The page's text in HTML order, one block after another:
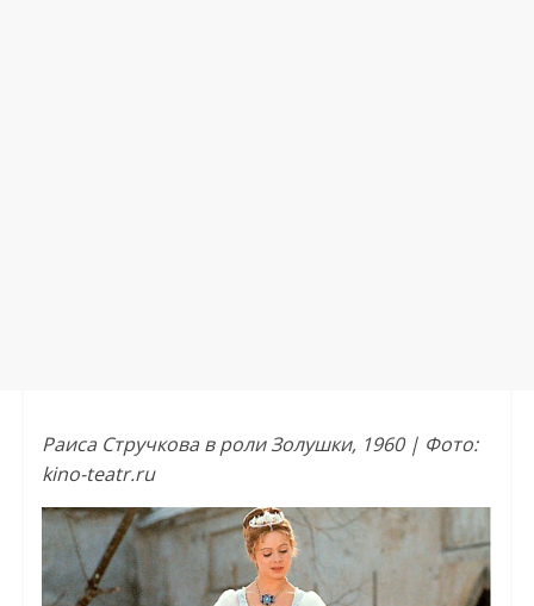
Раиса Стручкова в роли Золушки, 1960 | Фото:
kino-teatr.ru